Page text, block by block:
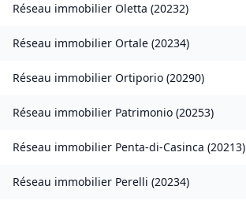
Réseau immobilier Oletta (20232)
Réseau immobilier Ortale (20234)
Réseau immobilier Ortiporio (20290)
Réseau immobilier Patrimonio (20253)
Réseau immobilier Penta-di-Casinca (20213)
Réseau immobilier Perelli (20234)